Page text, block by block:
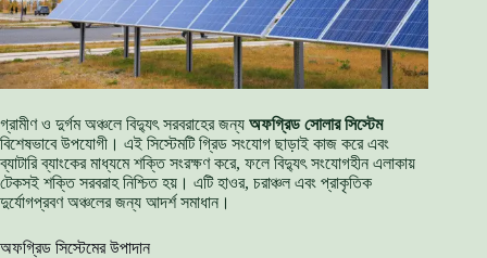
গ্রামীণ ও দুর্গম অঞ্চলে বিদ্যুৎ সরবরাহের জন্য অফগ্রিড সোলার সিস্টেম
বিশেষভাবে উপযোগী। এই সিস্টেমটি গ্রিড সংযোগ ছাড়াই কাজ করে এবং
ব্যাটারি ব্যাংকের মাধ্যমে শক্তি সংরক্ষণ করে, ফলে বিদ্যুৎ সংযোগহীন এলাকায়
টেকসই শক্তি সরবরাহ নিশ্চিত হয়। এটি হাওর, চরাঞ্চল এবং প্রাকৃতিক
দুর্যোগপ্রবণ অঞ্চলের জন্য আদর্শ সমাধান।
অফগ্রিড সিস্টেমের উপাদান